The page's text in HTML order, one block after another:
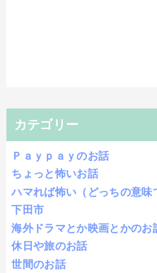
カテゴリー
Ｐａｙｐａｙのお話
ちょっと怖いお話
ハマれば怖い（どっちの意味
下田市
海外ドラマとか映画とかのお
休日や旅のお話
世間のお話